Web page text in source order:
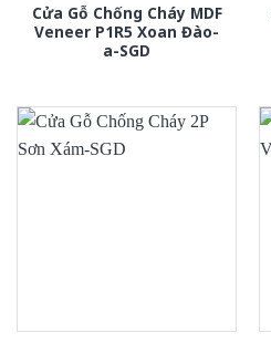
Cửa Gỗ Chống Cháy MDF
Veneer P1R5 Xoan Đào-
a-SGD